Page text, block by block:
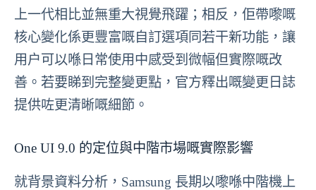
上一代相比並無重大視覺飛躍；相反，佢帶嚟嘅
核心變化係更豐富嘅自訂選項同若干新功能，讓
用户可以喺日常使用中感受到微幅但實際嘅改
善。若要睇到完整變更點，官方釋出嘅變更日誌
提供咗更清晰嘅細節。
One UI 9.0 的定位與中階市場嘅實際影響
就背景資料分析，Samsung 長期以嚟喺中階機上